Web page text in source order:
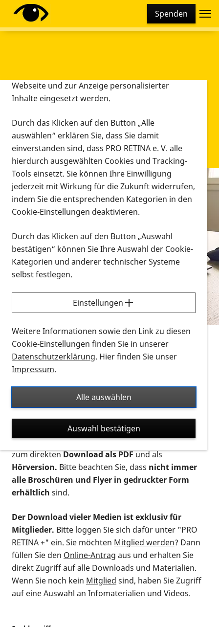
Spenden
Infomaterial
Infomaterial
Vorlesen
Alle Infomaterialien in verschiedenen
Formaten an einem Ort
Sie möchten wissen, wie Sie nach Infonmaterial
suchen und dieses bestellen bzw. herunterladen
können? Schauen Sie sich dieErklärvideos zum
Thema Infomaterial auf der PRO RETINA-Website
für blinde und sehbehinderte Menschen an.
Auf dieser Seite finden Sie sämtliches Infomaterial
Ort. Nutzen Sie den Formatfilter, um ausschließlich
nach Flyern und Broschüren, Audios oder Videos zu
suchen. Die meisten Flyer und Broschüren werden in
verschiedenen Formaten angeboten: zur
postalischen Bestellung als gedruckte Variante
zum direktenDownload als PDFund als
Hörversion. Bitte beachten Sie, dass nicht immer
alle Broschüren und Flyer in gedruckter Form
erhältlich sind.
Der Download vieler Medien ist exklusiv für
Mitglieder. Bitte loggen Sie sich dafür unter "PRO
RETINA +" ein. Sie möchten Mitglied werden? Dann
füllen Sie den Online-Antrag aus und erhalten Sie
direkt Zugriff auf alle Downloads und Materialien.
Wenn Sie noch kein Mitglied sind, haben Sie Zugriff
auf eine Auswahl an Infomaterialien und Videos.
Diese Webseite setzt verschiedene Cookies und
Tracking-Tools ein. Dies beinhaltet Cookies und
Webseite und zur Anzeige personalisierter
Inhalte eingesetzt werden.
Durch das Klicken auf den Button „Alle
auswählen“ erklären Sie, dass Sie damit
einverstanden sind, dass PRO RETINA e. V. alle
hierdurch ausgewählten Cookies und Tracking-
Tools einsetzt. Sie können Ihre Einwilligung
jederzeit mit Wirkung für die Zukunft widerrufen,
indem Sie die entsprechenden Kategorien in den
Cookie-Einstellungen deaktivieren.
Durch das Klicken auf den Button „Auswahl
bestätigen“ können Sie Ihre Auswahl der Cookie-
Kategorien und anderer technischer Systeme
selbst festlegen.
Einstellungen
Weitere Informationen sowie den Link zu diesen
Cookie-Einstellungen finden Sie in unserer
Datenschutzerklärung. Hier finden Sie unser
Impressum.
Alle auswählen
Auswahl bestätigen